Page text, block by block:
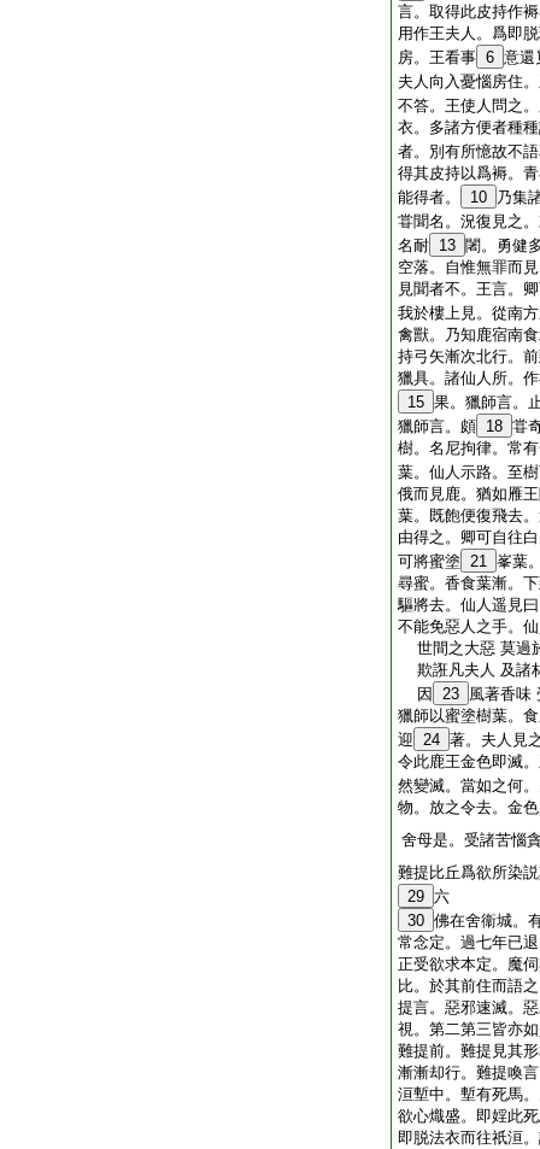
言。取得此皮持作
用作王夫人。爲即
房。王看事 6 意還
夫人向入憂惱房住
不答。王使人問之
衣。多諸方便者種
者。別有所憶故不
得其皮持以爲褥。
能得者。
10
乃集
甞聞名。況復見之
名耐 13 闍。勇健
空落。自惟無罪而
見聞者不。王言。
我於樓上見。從南
禽獸。乃知鹿宿南
持弓矢漸次北行。
獵具。諸仙人所。
15 果。獵師言。
獵師言。頗 18 甞
樹。名尼拘律。常
葉。仙人示路。至
俄而見鹿。猶如雁
葉。既飽便復飛去
由得之。卿可自往
可將蜜塗 21 峯葉
尋蜜。香食葉漸。
驅將去。仙人遥見
不能免惡人之手。
世間之大惡 莫過
欺誑凡夫人 及諸
因
23 風著香味
獵師以蜜塗樹葉。
迎 24 著。夫人見
令此鹿王金色即滅
然變滅。當如之何
物。放之令去。金
舍母是。受諸苦惱
難提比丘爲欲所染
29 六
30 佛在舍衞城。
常念定。過七年已
正受欲求本定。魔
比。於其前住而語
提言。惡邪速滅。
視。第二第三皆亦
難提前。難提見其
漸漸却行。難提喚
洹塹中。塹有死馬
欲心熾盛。即婬此
即脱法衣而往祇洹